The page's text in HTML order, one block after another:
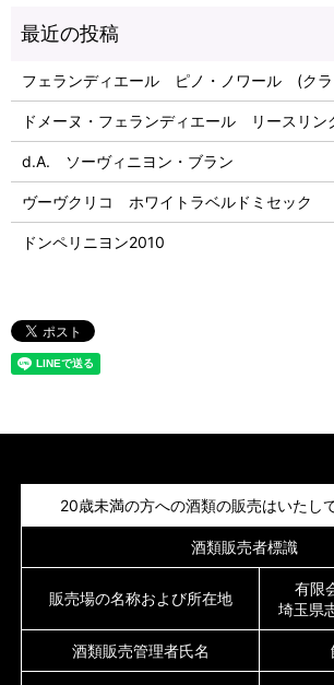
フェランディエール ピノ・ノワール (クラ
ドメーヌ・フェランディエール リースリン
d.A. ソーヴィニヨン・ブラン
ヴーヴクリコ ホワイトラベルドミセック
ドンペリニヨン2010
20歳未満の方への酒類の販売はいたし
酒類販売者標識
販売場の名称および所在地
有限
埼玉県
酒類販売管理者氏名